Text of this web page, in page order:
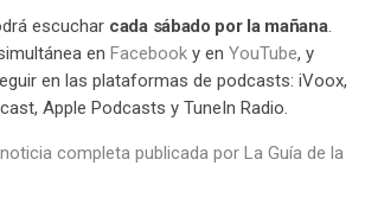
escuchar cada sábado por la mañana.
en Facebook y en YouTube, y
en las plataformas de podcasts: iVoox,
Apple Podcasts y TuneIn Radio.
noticia completa publicada por La Guía de la